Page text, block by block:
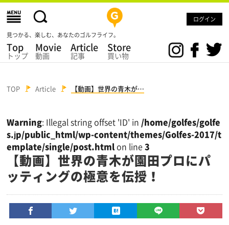
ログイン
見つかる、楽しむ、あなたのゴルフライフ。
Top
トップ
Movie
動画
Article
記事
Store
買い物
TOP Article 【動画】世界の青木が…
Warning: Illegal string offset 'ID' in /home/golfes/golfe
s.jp/public_html/wp-content/themes/Golfes-2017/t
emplate/single/post.html on line3
【動画】世界の青木が園田プロにパ
ッティングの極意を伝授！